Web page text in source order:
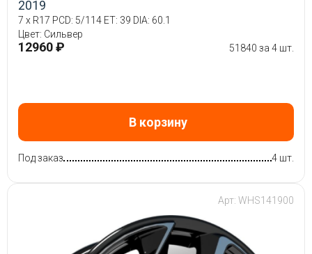
2019
7 x R17 PCD: 5/114 ET: 39 DIA: 60.1
Цвет: Сильвер
12960 ₽ 51840 за 4 шт.
В корзину
Под заказ 4 шт.
Арт: WHS141900